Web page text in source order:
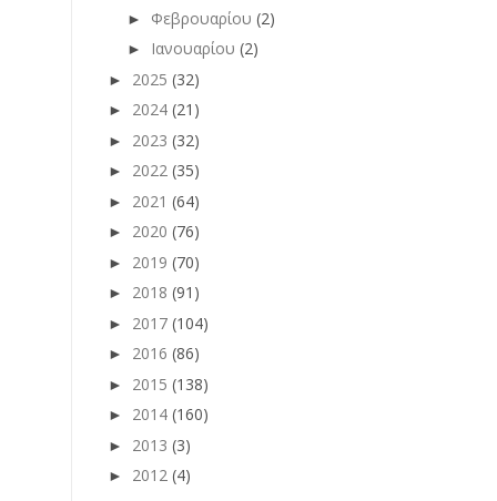
► Φεβρουαρίου (2)
► Ιανουαρίου (2)
► 2025 (32)
► 2024 (21)
► 2023 (32)
► 2022 (35)
► 2021 (64)
► 2020 (76)
► 2019 (70)
► 2018 (91)
► 2017 (104)
► 2016 (86)
► 2015 (138)
► 2014 (160)
► 2013 (3)
► 2012 (4)